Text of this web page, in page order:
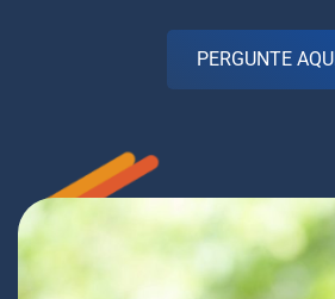
PERGUNTE AQUI